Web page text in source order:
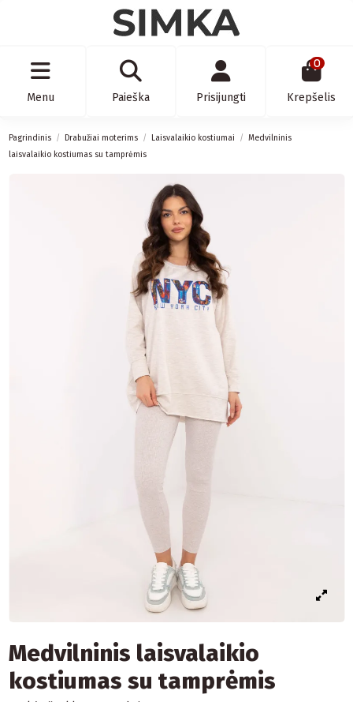
Menu Paieška Prisijungti
0
Krepšelis
Pagrindinis Drabužiai moterims Laisvalaikio kostiumai
Medvilninis
laisvalaikio kostiumas su tamprėmis
Medvilninis laisvalaikio
kostiumas su tamprėmis